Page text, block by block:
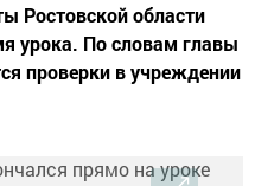
Ростовской области
урока. По словам главы
проверки в учреждении